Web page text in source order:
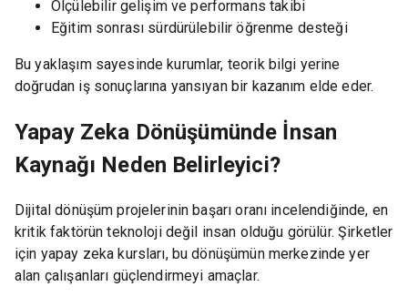
Ölçülebilir gelişim ve performans takibi
Eğitim sonrası sürdürülebilir öğrenme desteği
Bu yaklaşım sayesinde kurumlar, teorik bilgi yerine
doğrudan iş sonuçlarına yansıyan bir kazanım elde eder.
Yapay Zeka Dönüşümünde İnsan
Kaynağı Neden Belirleyici?
Dijital dönüşüm projelerinin başarı oranı incelendiğinde, en
kritik faktörün teknoloji değil insan olduğu görülür. Şirketler
için yapay zeka kursları, bu dönüşümün merkezinde yer
alan çalışanları güçlendirmeyi amaçlar.